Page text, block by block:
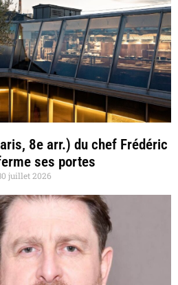
8e arr.) du chef Frédéric
ses portes
juillet 2026